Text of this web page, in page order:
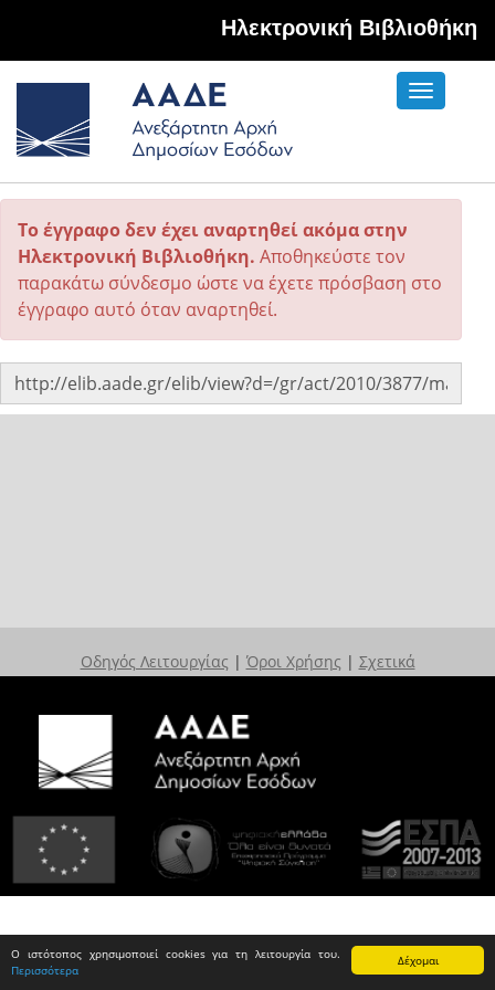
Δέχομαι
Ο ιστότοπος χρησιμοποιεί cookies για τη λειτουργία του.
Περισσότερα
Hλεκτρονική Βιβλιοθήκη
Toggle
Το έγγραφο δεν έχει αναρτηθεί ακόμα στην
Ηλεκτρονική Βιβλιοθήκη. Αποθηκεύστε τον
παρακάτω σύνδεσμο ώστε να έχετε πρόσβαση στο
έγγραφο αυτό όταν αναρτηθεί.
Οδηγός Λειτουργίας | Όροι Χρήσης | Σχετικά